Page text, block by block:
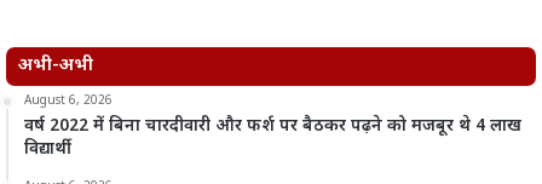
अभी-अभी
August 6, 2026
वर्ष 2022 में बिना चारदीवारी और फर्श पर बैठकर पढ़ने को मजबूर थे 4 लाख
विद्यार्थी